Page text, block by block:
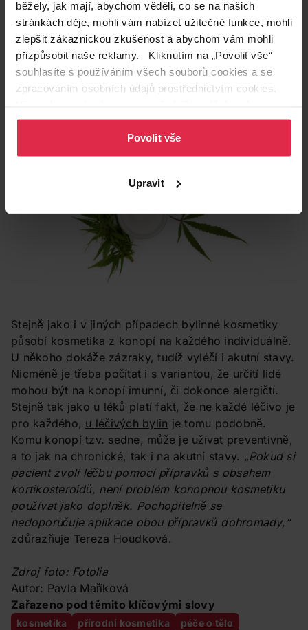
běžely, jak mají, abychom věděli, co se na našich
stránkách děje, mohli vám nabízet užitečné funkce, mohli
zlepšit zákaznickou zkušenost a abychom vám mohli
přizpůsobit naše reklamy. Kliknutím na „Povolit vše“
souhlasíte s používáním všech souborů cookies a se
zpracováním osobních údajů prostřednictvím cookies.
osobních údajů.
Povolit vše
Upravit
protizánětlivě a zklidňuje. „Léčebné konopí je v
oblasti dermatologie indikováno především na
lupénku, akné, atopické ekzémy, popáleniny a
opruzeniny. Širokou škálu použití má nejenom v
dermatologii, ale i jiných medicínských oborech, kdy
lékárnice.
Stejně jako i v jiných případech bylinné kosmetiky
působí kosmetika z konopí na každého individuálně.
U někoho dokáže zázraky, tudíž vyléčí i akutní stavy.
Nicméně je třeba počítat i s variantou, že určití lidé
mohou být na konopí imunní, či dokonce alergičtí.
Stejně tak jako u léků platí fakt, že ne každé léčivo je
pro každého, u léčivých bylin je tomu podobně.
Komu konopí tzv. sedne, může je užívat preventivně,
a to jak na chronické, tak i na akutní stavy. „Pokud si
pacient zvolí léčbu pomocí přípravků s obsahem
kortikosteroidů, není problém konopnou kosmetiku
používat jako doplněk. Pochopitelně se
nedoporučuje aplikace obou přípravků dohromady,“
zdůrazňuje Tereza Houdková.
Zdroj foto: Fotolia
Autor: Pavla Maříková
Zařazeno pod těmito klíčovými slovy
kosmetika přírodní kosmetika
péče o tělo